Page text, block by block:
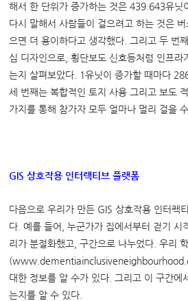
해서 한 단위가 증가하는 것은 439.643유닛
다시 말해서 사람들이 걸으려고 하는 것은
으면 더 용이하다고 생각했다. 그리고 두 번
심 디자인으로, 횡단보도 신호등처럼 인프라
는지 살펴보았다. 1유닛이 증가할 때마다
세 번째는 복합적인 토지 사용 그리고 보도
가지를 통해 참가자 모두 얼마나 멀리 걸을
GIS상호작용 인터랙티브 플랫폼
다음으로 우리가 만든 GIS 상호작용 인터랙
다. 예를 들어, 누군가가 집에서부터 걷기 시
리가 분절화했고, 구간으로 나누었다. 우리
대한 정보를 알 수가 있다. 그리고 이 구간에
는지를 알 수 있다.